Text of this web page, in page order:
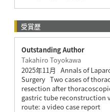
受賞歴
Outstanding Author
Takahiro Toyokawa
2025年11月 Annals of
Surgery Two cases of
resection after
gastric tube reconstruction
route: a video case report